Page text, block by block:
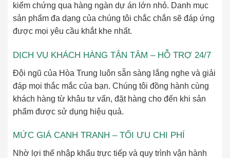
kiểm chứng qua hàng ngàn dự án lớn nhỏ. Danh mục
sản phẩm đa dạng của chúng tôi chắc chắn sẽ đáp ứng
được mọi yêu cầu khắt khe nhất.
DỊCH VỤ KHÁCH HÀNG TẬN TÂM – HỖ TRỢ 24/7
Đội ngũ của Hòa Trung luôn sẵn sàng lắng nghe và giải
đáp mọi thắc mắc của bạn. Chúng tôi đồng hành cùng
khách hàng từ khâu tư vấn, đặt hàng cho đến khi sản
phẩm được sử dụng hiệu quả.
MỨC GIÁ CẠNH TRANH – TỐI ƯU CHI PHÍ
Nhờ lợi thế nhập khẩu trực tiếp và quy trình vận hành